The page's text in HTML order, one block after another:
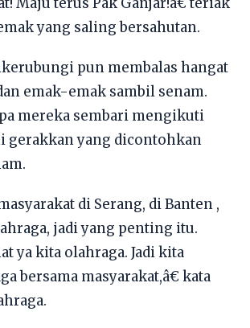
yang saling bersahutan.
pun membalas hangat
emak-emak sambil senam.
mereka sembari mengikuti
gerakkan yang dicontohkan
di Serang, di Banten ,
jadi yang penting itu.
ya kita olahraga. Jadi kita
bersama masyarakat,â€ kata